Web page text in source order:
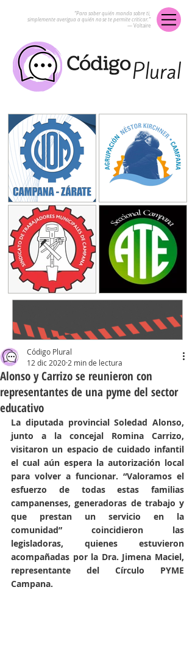
“Para saber quién manda sobre ti,
simplemente averigua a quién no se te permite criticar.”
― Voltaire
Alonso y Carrizo se reunieron con
representantes de una pyme del sector
educativo
Código Plural
12 dic 2020 2 min de lectura
La diputada provincial Soledad Alonso,
junto a la concejal Romina Carrizo,
visitaron un espacio de cuidado infantil
el cual aún espera la autorización local
para volver a funcionar. “Valoramos el
esfuerzo de todas estas familias
campanenses, generadoras de trabajo y
que prestan un servicio en la
comunidad” coincidieron las
legisladoras, quienes estuvieron
acompañadas por la Dra. Jimena Maciel,
representante del Círculo PYME
Campana.